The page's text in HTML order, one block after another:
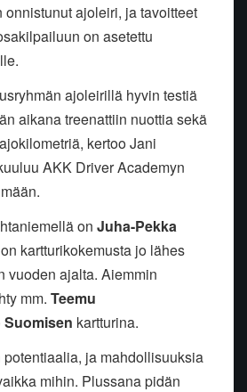
onnistunut ajoleiri, ja tavoitteet
on asetettu
ajoleirillä hyvin testiä
aikana treenattiin nuottia sekä
kertoo Jani
AKK Driver Academyn
on Juha-Pekka
kartturikokemusta jo lähes
vuoden ajalta. Aiemmin
mm. Teemu
Suomisen kartturina.
ja mahdollisuuksia
mihin. Plussana pidän